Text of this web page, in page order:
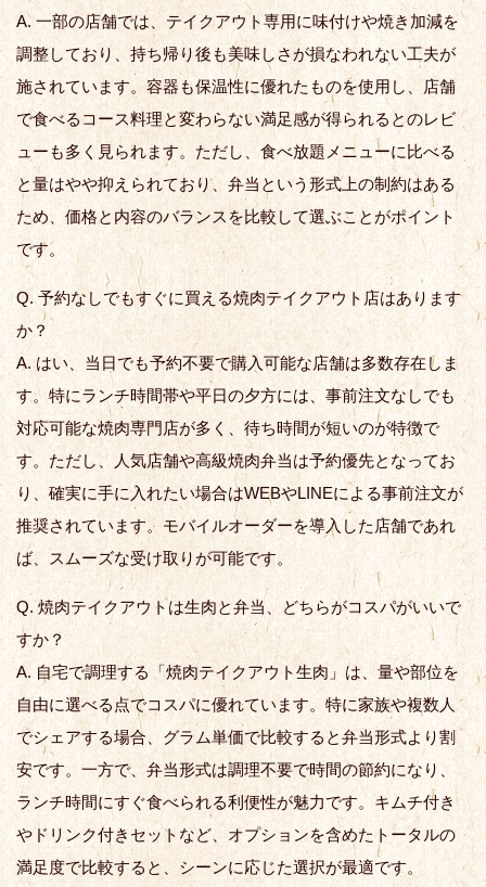
A. 一部の店舗では、テイクアウト専用に味付けや焼き加減を
調整しており、持ち帰り後も美味しさが損なわれない工夫が
施されています。容器も保温性に優れたものを使用し、店舗
で食べるコース料理と変わらない満足感が得られるとのレビ
ューも多く見られます。ただし、食べ放題メニューに比べる
と量はやや抑えられており、弁当という形式上の制約はある
ため、価格と内容のバランスを比較して選ぶことがポイント
です。
Q. 予約なしでもすぐに買える焼肉テイクアウト店はあります
か？
A. はい、当日でも予約不要で購入可能な店舗は多数存在しま
す。特にランチ時間帯や平日の夕方には、事前注文なしでも
対応可能な焼肉専門店が多く、待ち時間が短いのが特徴で
す。ただし、人気店舗や高級焼肉弁当は予約優先となってお
り、確実に手に入れたい場合はWEBやLINEによる事前注文が
推奨されています。モバイルオーダーを導入した店舗であれ
ば、スムーズな受け取りが可能です。
Q. 焼肉テイクアウトは生肉と弁当、どちらがコスパがいいで
すか？
A. 自宅で調理する「焼肉テイクアウト生肉」は、量や部位を
自由に選べる点でコスパに優れています。特に家族や複数人
でシェアする場合、グラム単価で比較すると弁当形式より割
安です。一方で、弁当形式は調理不要で時間の節約になり、
ランチ時間にすぐ食べられる利便性が魅力です。キムチ付き
やドリンク付きセットなど、オプションを含めたトータルの
満足度で比較すると、シーンに応じた選択が最適です。